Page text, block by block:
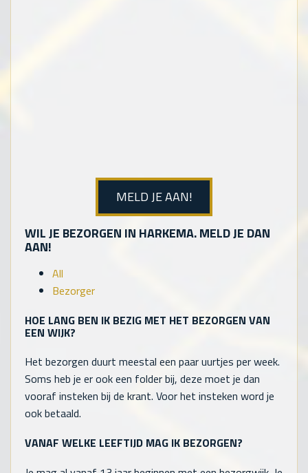
MELD JE AAN!
WIL JE BEZORGEN IN HARKEMA. MELD JE DAN
AAN!
All
Bezorger
HOE LANG BEN IK BEZIG MET HET BEZORGEN VAN
EEN WIJK?
Het bezorgen duurt meestal een paar uurtjes per week.
Soms heb je er ook een folder bij, deze moet je dan
vooraf insteken bij de krant. Voor het insteken word je
ook betaald.
VANAF WELKE LEEFTIJD MAG IK BEZORGEN?